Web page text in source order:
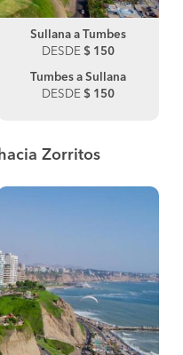
Sullana a Tumbes
DESDE $ 150
Tumbes a Sullana
DESDE $ 150
Zorritos